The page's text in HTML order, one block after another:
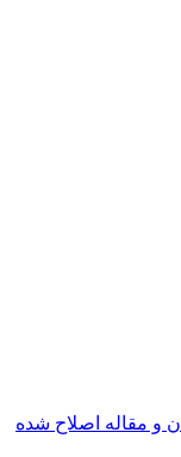
مقاله اصلاح شده